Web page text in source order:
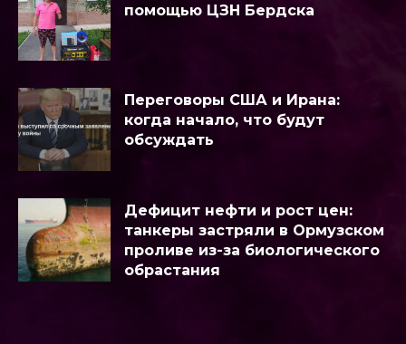
помощью ЦЗН Бердска
Переговоры США и Ирана:
когда начало, что будут
обсуждать
Дефицит нефти и рост цен:
танкеры застряли в Ормузском
проливе из-за биологического
обрастания